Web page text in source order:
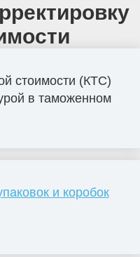
стоимости (КТС)
в таможенном
и коробок